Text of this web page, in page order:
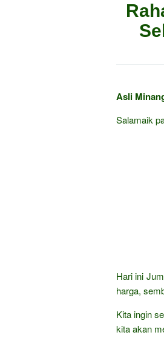
Asli
Salamaik
Hari ini
harga,
Kita ingin
kita akan